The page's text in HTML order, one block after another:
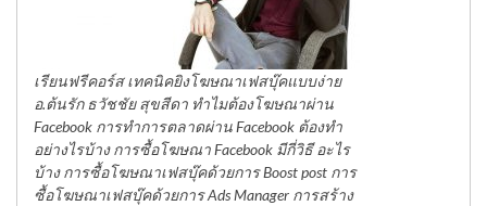
เรียนฟรีคอร์ส เทคนิคยิงโฆษณาเฟสบุ๊คแบบง่าย
อ.ต้นรัก ธวัชชัย สุขสีดา ทำไมต้องโฆษณาผ่าน
Facebook การทำการตลาดผ่าน Facebook ต้องทำ
อย่างไรบ้าง การซื้อโฆษณา Facebook มีกี่วิธี อะไร
บ้าง การซื้อโฆษณาเฟสบุ๊คด้วยการ Boost post การ
ซื้อโฆษณาเฟสบุ๊คด้วยการ Ads Manager การสร้าง